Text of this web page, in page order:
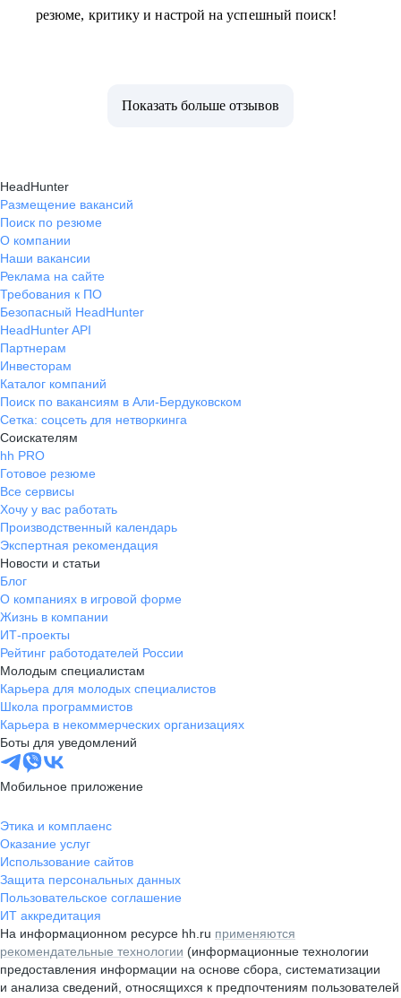
резюме, критику и настрой на успешный поиск!
Показать больше отзывов
HeadHunter
Размещение вакансий
Поиск по резюме
О компании
Наши вакансии
Реклама на сайте
Требования к ПО
Безопасный HeadHunter
HeadHunter API
Партнерам
Инвесторам
Каталог компаний
Поиск по вакансиям в Али-Бердуковском
Сетка: соцсеть для нетворкинга
Соискателям
hh PRO
Готовое резюме
Все сервисы
Хочу у вас работать
Производственный календарь
Экспертная рекомендация
Новости и статьи
Блог
О компаниях в игровой форме
Жизнь в компании
ИТ-проекты
Рейтинг работодателей России
Молодым специалистам
Карьера для молодых специалистов
Школа программистов
Карьера в некоммерческих организациях
Боты для уведомлений
Мобильное приложение
Этика и комплаенс
Оказание услуг
Использование сайтов
Защита персональных данных
Пользовательское соглашение
ИТ аккредитация
На информационном ресурсе hh.ru применяются
рекомендательные технологии (информационные технологии
предоставления информации на основе сбора, систематизации
и анализа сведений, относящихся к предпочтениям пользователей